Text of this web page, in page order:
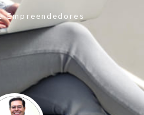
Empreendedores